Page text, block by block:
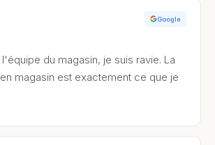
Google
du magasin, je suis ravie. La
magasin est exactement ce que je